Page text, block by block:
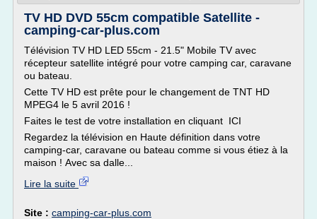
TV HD DVD 55cm compatible Satellite -
camping-car-plus.com
Télévision TV HD LED 55cm - 21.5" Mobile TV avec
récepteur satellite intégré pour votre camping car, caravane
ou bateau.
Cette TV HD est prête pour le changement de TNT HD
MPEG4 le 5 avril 2016 !
Faites le test de votre installation en cliquant ICI
Regardez la télévision en Haute définition dans votre
camping-car, caravane ou bateau comme si vous étiez à la
maison ! Avec sa dalle...
Lire la suite
Site : camping-car-plus.com